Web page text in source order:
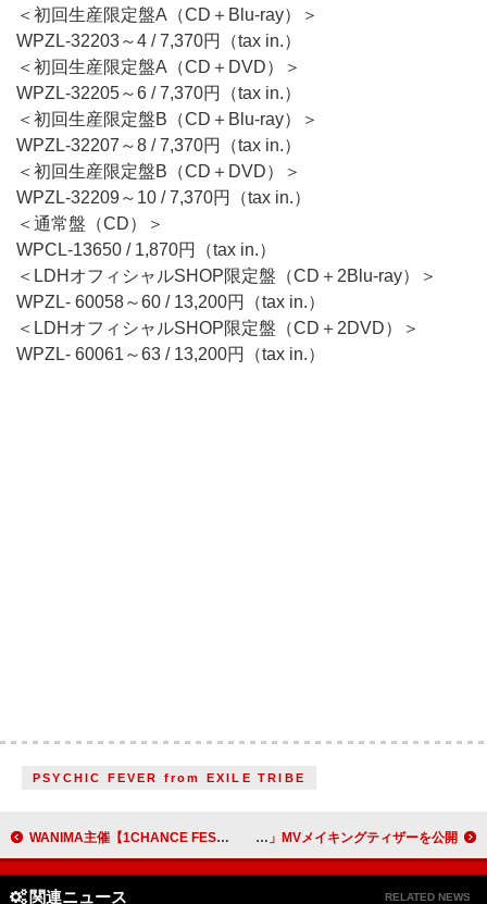
＜初回生産限定盤A（CD＋Blu-ray）＞
WPZL-32203～4 / 7,370円（tax in.）
＜初回生産限定盤A（CD＋DVD）＞
WPZL-32205～6 / 7,370円（tax in.）
＜初回生産限定盤B（CD＋Blu-ray）＞
WPZL-32207～8 / 7,370円（tax in.）
＜初回生産限定盤B（CD＋DVD）＞
WPZL-32209～10 / 7,370円（tax in.）
＜通常盤（CD）＞
WPCL-13650 / 1,870円（tax in.）
＜LDHオフィシャルSHOP限定盤（CD＋2Blu-ray）＞
WPZL- 60058～60 / 13,200円（tax in.）
＜LDHオフィシャルSHOP限定盤（CD＋2DVD）＞
WPZL- 60061～63 / 13,200円（tax in.）
PSYCHIC FEVER from EXILE TRIBE
WANIMA主催【1CHANCE FESTIVAL 2025】、C&K／go!go!vanillas／氣志團／MONGOL800／UVERworldが出演 Aぇ! group、佐野晶哉のツッコミ／小島健の転倒など収めた「Chameleon」MVメイキングティザーを公開
関連ニュース RELATED NEWS